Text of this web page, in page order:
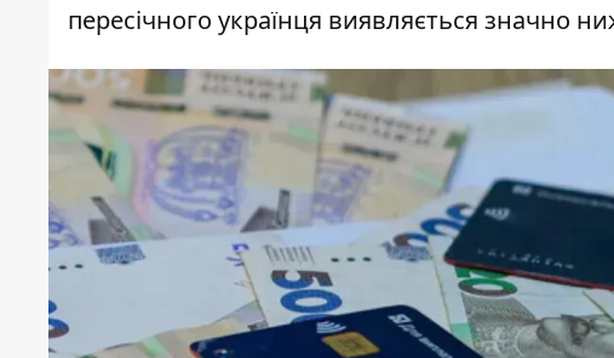
пересічного українця виявляється значно